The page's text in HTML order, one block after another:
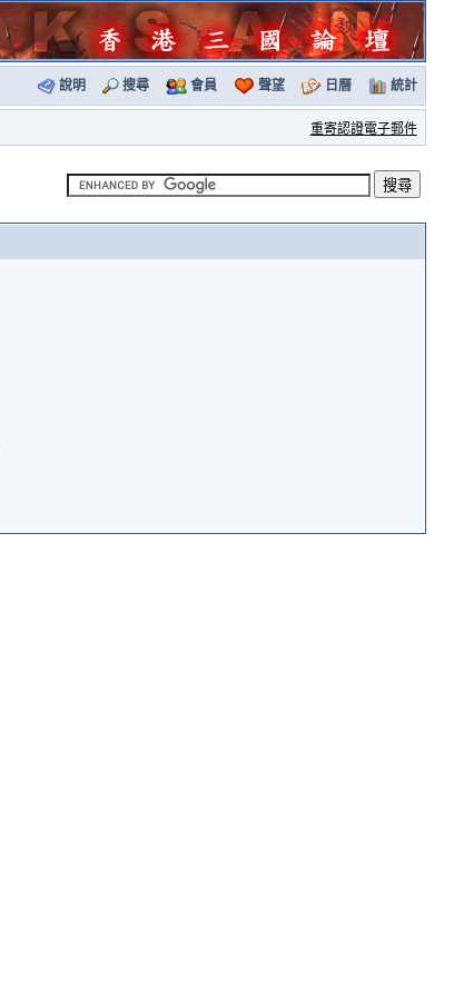
說明 搜尋 會員 聲望 日曆 統計
重寄認證電子郵件